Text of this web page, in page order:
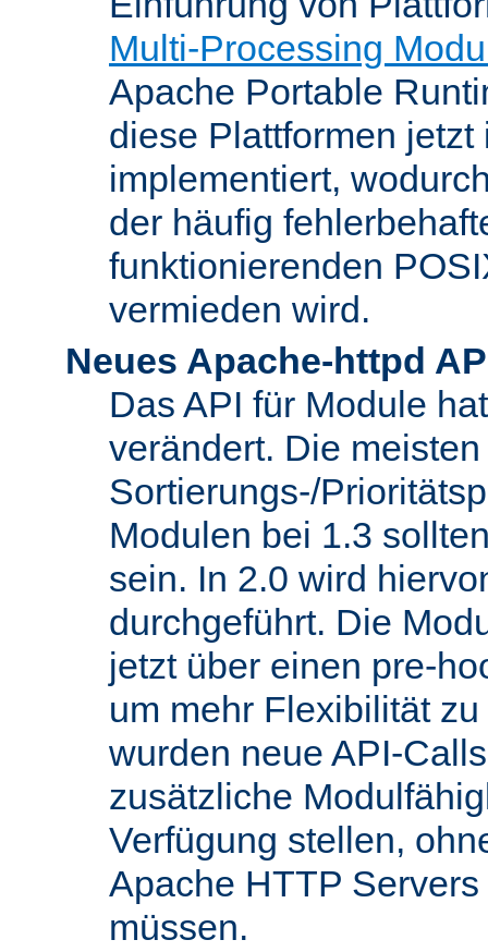
Multi-Processing
Apache Portable
diese Plattformen
implementiert,
der häufig
funktionierenden
vermieden wird.
Neues Apache-httpd
Das API für Module
verändert. Die
Sortierungs-/
Modulen bei 1.3
sein. In 2.0 wird
durchgeführt. Die
jetzt über einen pre-
um mehr Flexibilität
wurden neue API-
zusätzliche
Verfügung stellen,
Apache HTTP
müssen.